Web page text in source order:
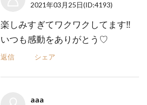
2021年03月25日(ID:4193)
楽しみすぎてワクワクしてます‼︎
いつも感動をありがとう♡
返信 シェア
aaa